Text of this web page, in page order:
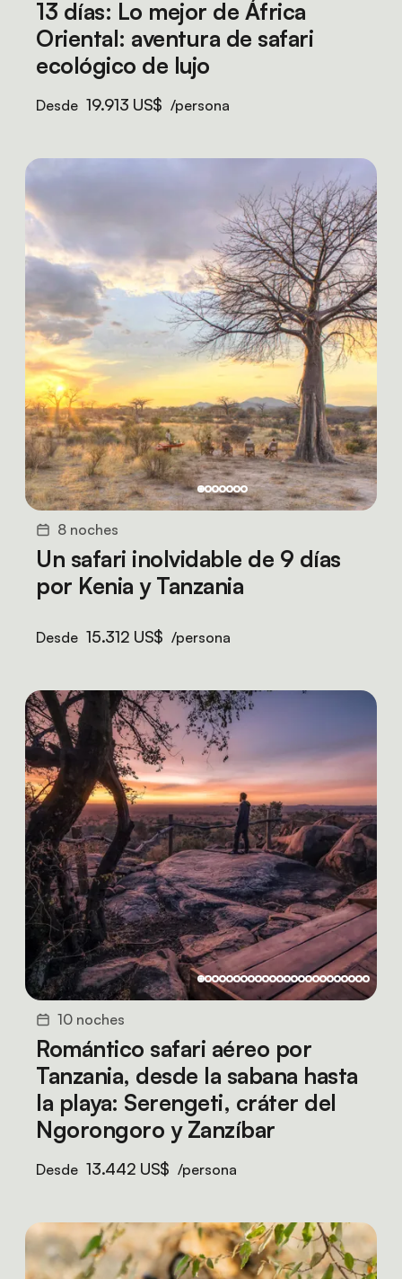
13 días: Lo mejor de África
Oriental: aventura de safari
ecológico de lujo
Desde 19.913 US$ /persona
8 noches
Un safari inolvidable de 9 días
por Kenia y Tanzania
Desde 15.312 US$ /persona
10 noches
Romántico safari aéreo por
Tanzania, desde la sabana hasta
la playa: Serengeti, cráter del
Ngorongoro y Zanzíbar
Desde 13.442 US$ /persona